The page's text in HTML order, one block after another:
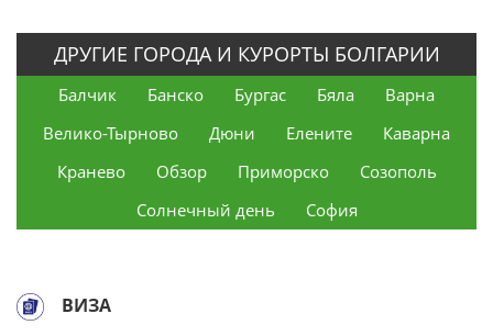
ДРУГИЕ ГОРОДА И КУРОРТЫ БОЛГАРИИ
Балчик Банско Бургас Бяла
Варна
Велико-Тырново
Дюни Елените
Каварна
Кранево
Обзор Приморско
Созополь
Солнечный день
София
ВИЗА